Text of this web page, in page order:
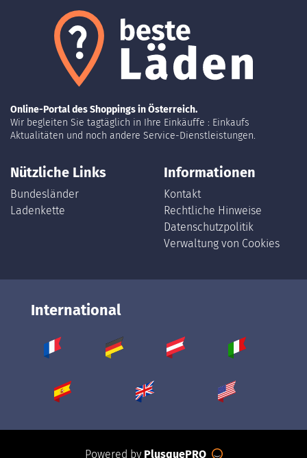
Online-Portal des Shoppings in Österreich.
Wir begleiten Sie tagtäglich in Ihre Einkäuffe : Einkaufs
Aktualitäten und noch andere Service-Dienstleistungen.
Nützliche Links
Bundesländer
Ladenkette
Informationen
Kontakt
Rechtliche Hinweise
Datenschutzpolitik
Verwaltung von Cookies
International
Powered by PlusquePRO